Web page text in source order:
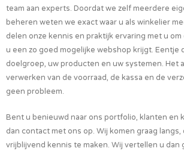
team aan experts. Doordat we zelf meerdere
beheren weten we exact waar u als winkelier
delen onze kennis en praktijk ervaring met u
u een zo goed mogelijke webshop krijgt. Eentje
doelgroep, uw producten en uw systemen. Het
verwerken van de voorraad, de kassa en de
geen probleem.
Bent u benieuwd naar ons portfolio, klanten en
dan contact met ons op. Wij komen graag langs,
vrijblijvend kennis te maken. Wij vertellen u dan